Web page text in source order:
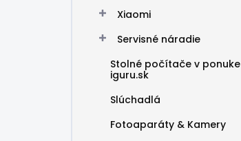
Xiaomi
Servisné náradie
Stolné počítače v ponuke
iguru.sk
Slúchadlá
Fotoaparáty & Kamery